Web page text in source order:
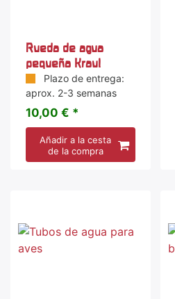
Rueda de agua
pequeña Kraul
Plazo de entrega:
aprox. 2-3 semanas
10,00 € *
Añadir a la cesta
de la compra